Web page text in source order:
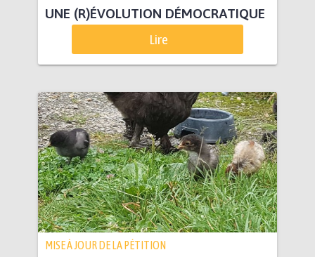
UNE (R)ÉVOLUTION DÉMOCRATIQUE
Lire
MISE À JOUR DE LA PÉTITION